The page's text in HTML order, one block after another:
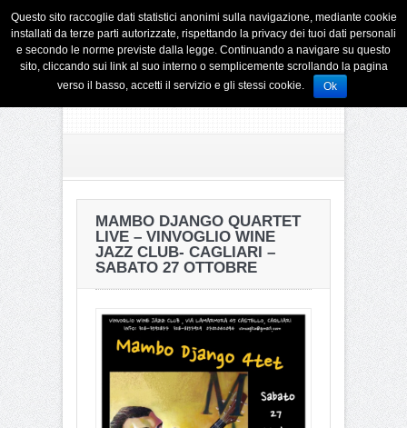
MAMBO DJANGO QUARTET
LIVE – VINVOGLIO WINE
JAZZ CLUB- CAGLIARI –
SABATO 27 OTTOBRE
Questo sito raccoglie dati statistici anonimi sulla navigazione, mediante cookie
installati da terze parti autorizzate, rispettando la privacy dei tuoi dati personali
e secondo le norme previste dalla legge. Continuando a navigare su questo
sito, cliccando sui link al suo interno o semplicemente scrollando la pagina
verso il basso, accetti il servizio e gli stessi cookie.
Ok